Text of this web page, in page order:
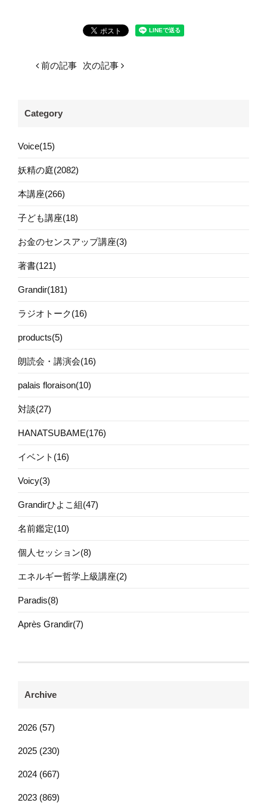
前の記事 次の記事
Category
Voice(15)
妖精の庭(2082)
本講座(266)
子ども講座(18)
お金のセンスアップ講座(3)
著書(121)
Grandir(181)
ラジオトーク(16)
products(5)
朗読会・講演会(16)
palais floraison(10)
対談(27)
HANATSUBAME(176)
イベント(16)
Voicy(3)
Grandirひよこ組(47)
名前鑑定(10)
個人セッション(8)
エネルギー哲学上級講座(2)
Paradis(8)
Après Grandir(7)
Archive
2026 (57)
2025 (230)
2024 (667)
2023 (869)